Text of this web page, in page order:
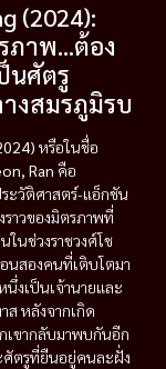
(2024):
ภาพ…ต้อง
นศัตรู
งสมรภูมิรบ
หรือในชื่อ
Ran คือ
ะวัติศาสตร์-แอ็กชัน
ราวของมิตรภาพที่
ในช่วงราชวงศ์โช
นสองคนที่เติบโตมา
งเป็นเจ้านายและ
ส หลังจากเกิด
เขากลับมาพบกันอีก
ศัตรูที่ยืนอยู่คนละฝั่ง